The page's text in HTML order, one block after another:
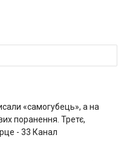
«самогубець», а на
поранення. Третє,
- 33 Канал